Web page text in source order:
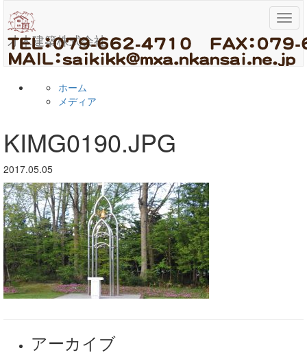
メ
ニ
ュ
ー
才木建築株式会社
ホーム
メディア
KIMG0190.JPG
2017.05.05
アーカイブ